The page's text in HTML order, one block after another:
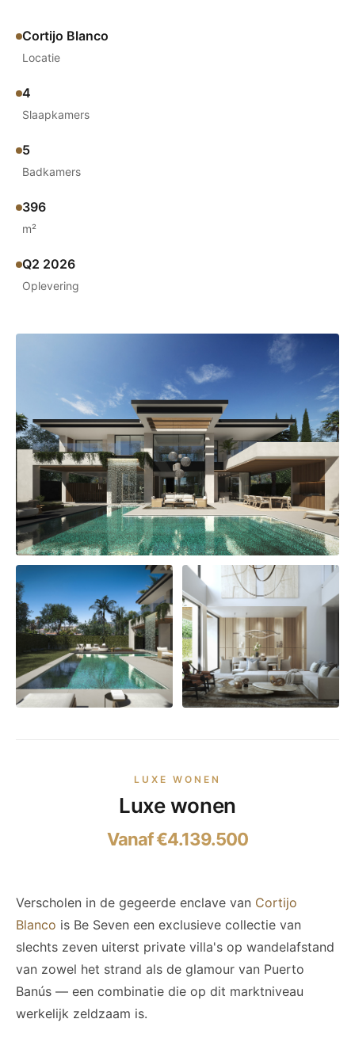
Cortijo Blanco
Locatie
4
Slaapkamers
5
Badkamers
396
m²
Q2 2026
Oplevering
LUXE WONEN
Luxe wonen
Vanaf €4.139.500
Verscholen in de gegeerde enclave van Cortijo
Blanco is Be Seven een exclusieve collectie van
slechts zeven uiterst private villa's op wandelafstand
van zowel het strand als de glamour van Puerto
Banús — een combinatie die op dit marktniveau
werkelijk zeldzaam is.